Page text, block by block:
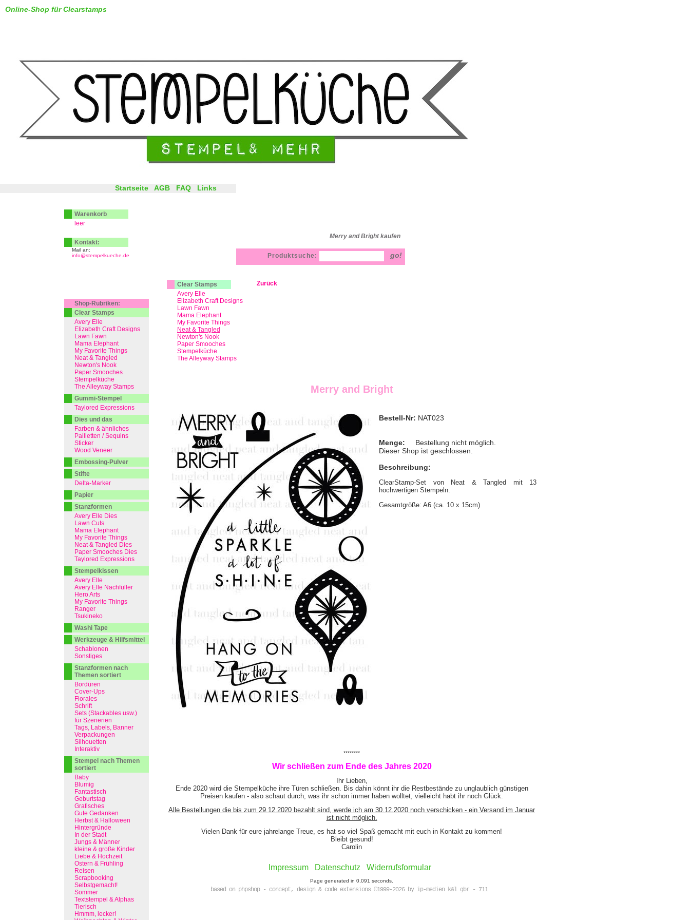
Merry and Bright kaufen
Online-Shop für Clearstamps
Clear Stamps
Avery Elle
Elizabeth Craft Designs
Lawn Fawn
Mama Elephant
My Favorite Things
Neat & Tangled
Newton's Nook
Paper Smooches
Stempelküche
The Alleyway Stamps
Zurück
Merry and Bright
Bestell-Nr: NAT023
Menge:
Bestellung nicht möglich.
Dieser Shop ist geschlossen.
Beschreibung:
ClearStamp-Set von Neat & Tangled mit 13
hochwertigen Stempeln.
Gesamtgröße: A6 (ca. 10 x 15cm)
********
Wir schließen zum Ende des Jahres 2020
Ihr Lieben,
Ende 2020 wird die Stempelküche ihre Türen schließen. Bis dahin könnt ihr die Restbestände zu unglaublich günstigen
Preisen kaufen - also schaut durch, was ihr schon immer haben wolltet, vielleicht habt ihr noch Glück.
Alle Bestellungen die bis zum 29.12.2020 bezahlt sind, werde ich am 30.12.2020 noch verschicken - ein Versand im Januar
ist nicht möglich.
Vielen Dank für eure jahrelange Treue, es hat so viel Spaß gemacht mit euch in Kontakt zu kommen!
Bleibt gesund!
Carolin
Impressum Datenschutz Widerrufsformular
Page generated in 0,091 seconds.
based on phpshop - concept, design & code extensions ©1999-2026 by ip-medien k&l gbr - 711
Startseite AGB FAQ Links
Produktsuche:
Warenkorb
leer
Kontakt:
Mail an:
info@stempelkueche.de
Shop-Rubriken:
Clear Stamps
Avery Elle
Elizabeth Craft Designs
Lawn Fawn
Mama Elephant
My Favorite Things
Neat & Tangled
Newton's Nook
Paper Smooches
Stempelküche
The Alleyway Stamps
Gummi-Stempel
Taylored Expressions
Dies und das
Farben & ähnliches
Pailletten / Sequins
Sticker
Wood Veneer
Embossing-Pulver
Stifte
Delta-Marker
Papier
Stanzformen
Avery Elle Dies
Lawn Cuts
Mama Elephant
My Favorite Things
Neat & Tangled Dies
Paper Smooches Dies
Taylored Expressions
Stempelkissen
Avery Elle
Avery Elle Nachfüller
Hero Arts
My Favorite Things
Ranger
Tsukineko
Washi Tape
Werkzeuge & Hilfsmittel
Schablonen
Sonstiges
Stanzformen nach
Themen sortiert
Bordüren
Cover-Ups
Florales
Schrift
Sets (Stackables usw.)
für Szenerien
Tags, Labels, Banner
Verpackungen
Silhouetten
Interaktiv
Stempel nach Themen
sortiert
Baby
Blumig
Fantastisch
Geburtstag
Grafisches
Gute Gedanken
Herbst & Halloween
Hintergründe
In der Stadt
Jungs & Männer
kleine & große Kinder
Liebe & Hochzeit
Ostern & Frühling
Reisen
Scrapbooking
Selbstgemacht!
Sommer
Textstempel & Alphas
Tierisch
Hmmm, lecker!